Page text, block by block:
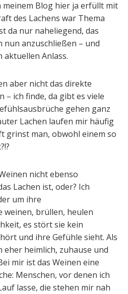
meinem Blog hier ja erfüllt mit
des Lachens war Thema
da nur naheliegend, das
nun anzuschließen – und
aktuellen Anlass.
aber nicht das direkte
– ich finde, da gibt es viele
gehen ganz
Lachen laufen mir häufig
grinst man, obwohl einem so
nicht ebenso
Lachen ist, oder? Ich
um ihre
weinen, brüllen, heulen
es stört sie kein
und ihre Gefühle sieht. Als
eher heimlich, zuhause und
mir ist das Weinen eine
Menschen, vor denen ich
lasse, die stehen mir nah